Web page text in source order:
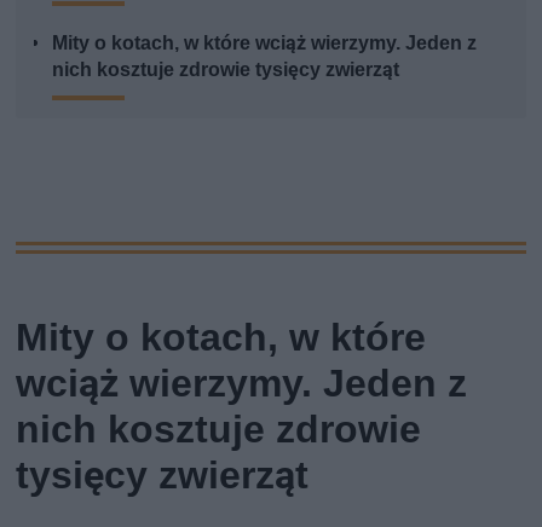
Mity o kotach, w które wciąż wierzymy. Jeden z
nich kosztuje zdrowie tysięcy zwierząt
Mity o kotach, w które
wciąż wierzymy. Jeden z
nich kosztuje zdrowie
tysięcy zwierząt